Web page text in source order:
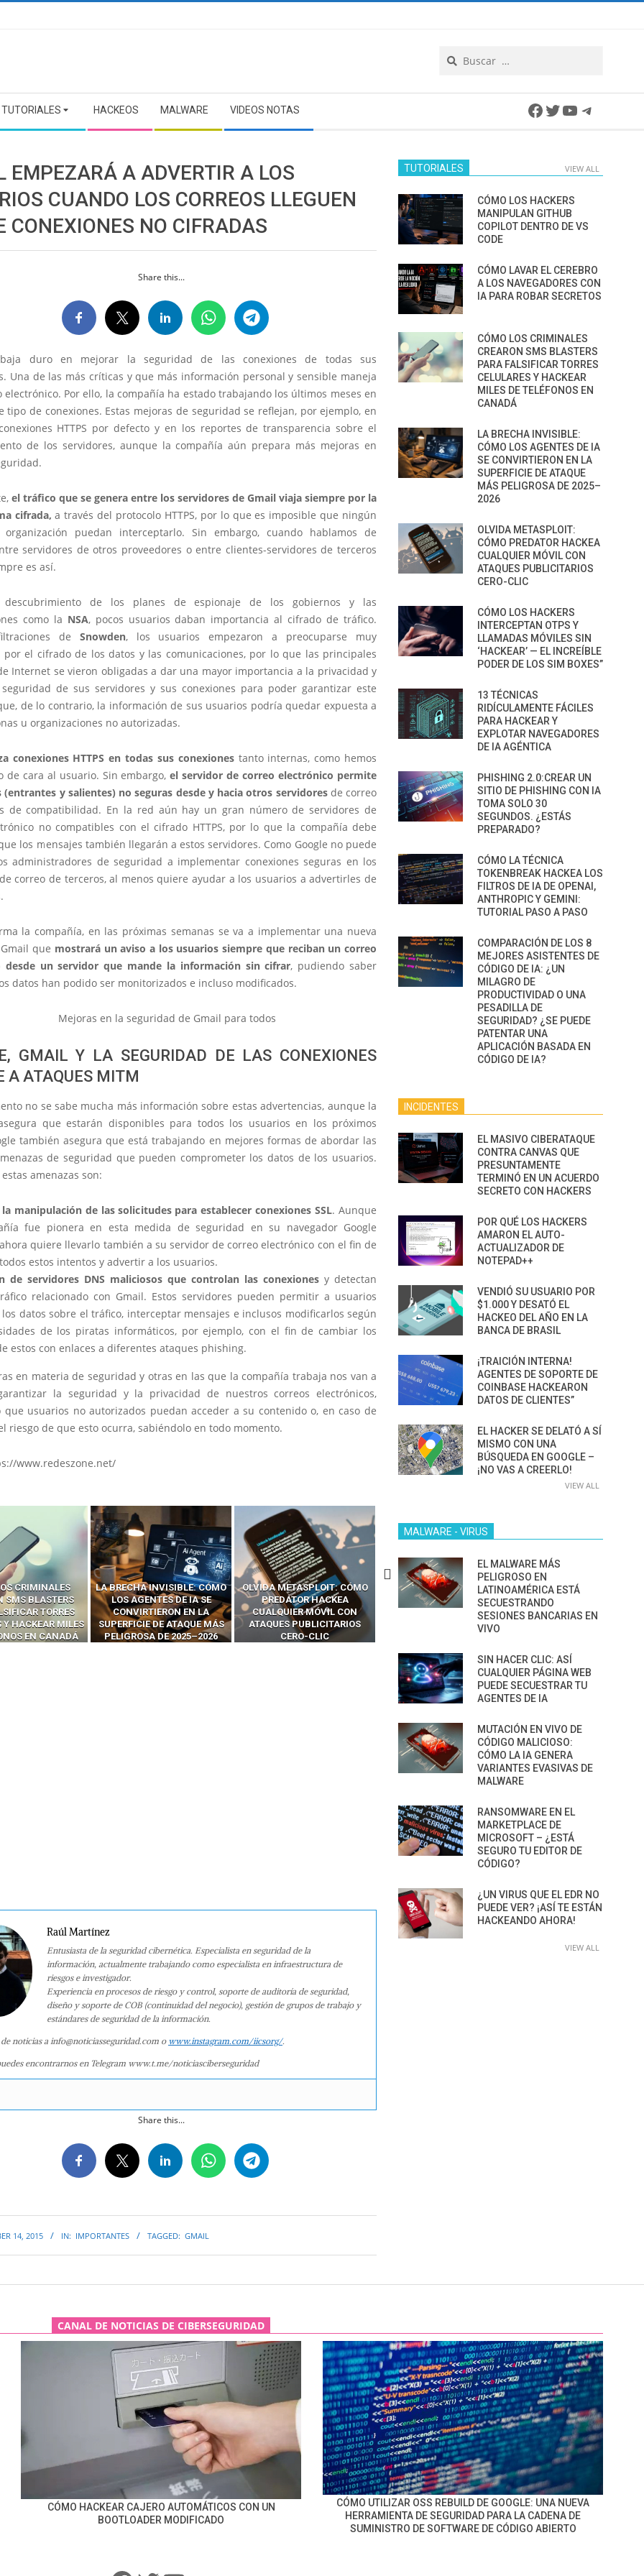
TUTORIALES HACKEOS MALWARE VIDEOS NOTAS Facebook
Twitter
YouTube
EMPEZARÁ A ADVERTIR A LOS
CUANDO LOS CORREOS LLEGUEN
CONEXIONES NO CIFRADAS
Share this...
duro en mejorar la seguridad de las conexiones de todas sus
Una de las más críticas y que más información personal y sensible maneja
electrónico. Por ello, la compañía ha estado trabajando los últimos meses en
tipo de conexiones. Estas mejoras de seguridad se reflejan, por ejemplo, en
HTTPS por defecto y en los reportes de transparencia sobre el
de los servidores, aunque la compañía aún prepara más mejoras en
el tráfico que se genera entre los servidores de Gmail viaja siempre por la
cifrada, a través del protocolo HTTPS, por lo que es imposible que ningún
puedan interceptarlo. Sin embargo, cuando hablamos de
servidores de otros proveedores o entre clientes-servidores de terceros
es así.
de los planes de espionaje de los gobiernos y las
como la NSA, pocos usuarios daban importancia al cifrado de tráfico.
de Snowden, los usuarios empezaron a preocuparse muy
por el cifrado de los datos y las comunicaciones, por lo que las principales
Internet se vieron obligadas a dar una mayor importancia a la privacidad y
de sus servidores y sus conexiones para poder garantizar este
de lo contrario, la información de sus usuarios podría quedar expuesta a
u organizaciones no autorizadas.
conexiones HTTPS en todas sus conexionestanto internas, como hemos
de cara al usuario. Sin embargo,el servidor de correo electrónico permite
(entrantes y salientes) no seguras desde y hacia otros servidoresde correo
de compatibilidad. En la red aún hay un gran número de servidores de
no compatibles con el cifrado HTTPS, por lo que la compañía debe
los mensajes también llegarán a estos servidores. Como Google no puede
administradores de seguridad a implementar conexiones seguras en los
correo de terceros, al menos quiere ayudar a los usuarios a advertirles de
la compañía, en las próximas semanas se va a implementar una nueva
que mostrará un aviso a los usuarios siempre que reciban un correo
desde un servidor que mande la información sin cifrar, pudiendo saber
datos han podido ser monitorizados e incluso modificados.
GMAIL Y LA SEGURIDAD DE LAS CONEXIONES
A ATAQUES MITM
no se sabe mucha más información sobre estas advertencias, aunque la
que estarán disponibles para todos los usuarios en los próximos
también asegura que está trabajando en mejores formas de abordar las
de seguridad que pueden comprometer los datos de los usuarios.
amenazas son:
manipulación de las solicitudes para establecer conexiones SSL. Aunque
fue pionera en esta medida de seguridad en su navegador Google
quiere llevarlo también a su servidor de correo electrónico con el fin de
estos intentos y advertir a los usuarios.
de servidores DNS maliciosos que controlan las conexiones y detectan
relacionado con Gmail. Estos servidores pueden permitir a usuarios
datos sobre el tráfico, interceptar mensajes e inclusos modificarlos según
de los piratas informáticos, por ejemplo, con el fin de cambiar los
estos con enlaces a diferentes ataques phishing.
en materia de seguridad y otras en las que la compañía trabaja nos van a
la seguridad y la privacidad de nuestros correos electrónicos,
que usuarios no autorizados puedan acceder a su contenido o, en caso de
riesgo de que esto ocurra, sabiéndolo en todo momento.
www.redeszone.net/
INVISIBLE: CÓMO
DE IA SE
EN LA
DE ATAQUE MÁS
DE 2025–2026
OLVIDA METASPLOIT: CÓMO
PREDATOR HACKEA
CUALQUIER MÓVIL CON
ATAQUES PUBLICITARIOS
CERO-CLIC
CÓMO LOS HACKERS
INTERCEPTAN OTPS Y
LLAMADAS MÓVILES SIN
‘HACKEAR’ — EL INCREÍBLE
PODER DE LOS SIM BOXES”
13 TÉCNICAS
RIDÍCULAMENTE FÁCILES
PARA HACKEAR Y EXPLOTAR
NAVEGADORES DE IA
CÓMO LOS HACKERS
MANIPULAN GITHUB
COPILOT DENTRO DE VS
Raúl Martínez
Entusiasta de la seguridad cibernética. Especialista en seguridad de la
información, actualmente trabajando como especialista en infraestructura de
riesgos e investigador.
Experiencia en procesos de riesgo y control, soporte de auditoría de seguridad,
diseño y soporte de COB (continuidad del negocio), gestión de grupos de trabajo y
estándares de seguridad de la información.
noticias a info@noticiasseguridad.com o www.instagram.com/iicsorg/.
encontrarnos en Telegram www.t.me/noticiasciberseguridad
Share this...
14, 2015 IN: IMPORTANTES TAGGED: GMAIL
TUTORIALES VIEW ALL
CÓMO LOS HACKERS
MANIPULAN GITHUB
COPILOT DENTRO DE VS
CODE
CÓMO LAVAR EL CEREBRO
A LOS NAVEGADORES CON
IA PARA ROBAR SECRETOS
CÓMO LOS CRIMINALES
CREARON SMS BLASTERS
PARA FALSIFICAR TORRES
CELULARES Y HACKEAR
MILES DE TELÉFONOS EN
CANADÁ
LA BRECHA INVISIBLE:
CÓMO LOS AGENTES DE IA
SE CONVIRTIERON EN LA
SUPERFICIE DE ATAQUE
MÁS PELIGROSA DE 2025–
2026
OLVIDA METASPLOIT:
CÓMO PREDATOR HACKEA
CUALQUIER MÓVIL CON
ATAQUES PUBLICITARIOS
CERO-CLIC
CÓMO LOS HACKERS
INTERCEPTAN OTPS Y
LLAMADAS MÓVILES SIN
‘HACKEAR’ — EL INCREÍBLE
PODER DE LOS SIM BOXES”
13 TÉCNICAS
RIDÍCULAMENTE FÁCILES
PARA HACKEAR Y
EXPLOTAR NAVEGADORES
DE IA AGÉNTICA
PHISHING 2.0:CREAR UN
SITIO DE PHISHING CON IA
TOMA SOLO 30
SEGUNDOS. ¿ESTÁS
PREPARADO?
CÓMO LA TÉCNICA
TOKENBREAK HACKEA LOS
FILTROS DE IA DE OPENAI,
ANTHROPIC Y GEMINI:
TUTORIAL PASO A PASO
COMPARACIÓN DE LOS 8
MEJORES ASISTENTES DE
CÓDIGO DE IA: ¿UN
MILAGRO DE
PRODUCTIVIDAD O UNA
PESADILLA DE
SEGURIDAD? ¿SE PUEDE
PATENTAR UNA
APLICACIÓN BASADA EN
CÓDIGO DE IA?
INCIDENTES
EL MASIVO CIBERATAQUE
CONTRA CANVAS QUE
PRESUNTAMENTE
TERMINÓ EN UN ACUERDO
SECRETO CON HACKERS
POR QUÉ LOS HACKERS
AMARON EL AUTO-
ACTUALIZADOR DE
NOTEPAD++
VENDIÓ SU USUARIO POR
$1.000 Y DESATÓ EL
HACKEO DEL AÑO EN LA
BANCA DE BRASIL
¡TRAICIÓN INTERNA!
AGENTES DE SOPORTE DE
COINBASE HACKEARON
DATOS DE CLIENTES”
EL HACKER SE DELATÓ A SÍ
MISMO CON UNA
BÚSQUEDA EN GOOGLE –
¡NO VAS A CREERLO!
VIEW ALL
MALWARE - VIRUS
EL MALWARE MÁS
PELIGROSO EN
LATINOAMÉRICA ESTÁ
SECUESTRANDO
SESIONES BANCARIAS EN
VIVO
SIN HACER CLIC: ASÍ
CUALQUIER PÁGINA WEB
PUEDE SECUESTRAR TU
AGENTES DE IA
MUTACIÓN EN VIVO DE
CÓDIGO MALICIOSO:
CÓMO LA IA GENERA
VARIANTES EVASIVAS DE
MALWARE
RANSOMWARE EN EL
MARKETPLACE DE
MICROSOFT – ¿ESTÁ
SEGURO TU EDITOR DE
CÓDIGO?
¿UN VIRUS QUE EL EDR NO
PUEDE VER? ¡ASÍ TE ESTÁN
HACKEANDO AHORA!
VIEW ALL
CANAL DE NOTICIAS DE CIBERSEGURIDAD
CÓMO HACKEAR CAJERO AUTOMÁTICOS CON UN
BOOTLOADER MODIFICADO
CÓMO UTILIZAR OSS REBUILD DE GOOGLE: UNA NUEVA
HERRAMIENTA DE SEGURIDAD PARA LA CADENA DE
SUMINISTRO DE SOFTWARE DE CÓDIGO ABIERTO